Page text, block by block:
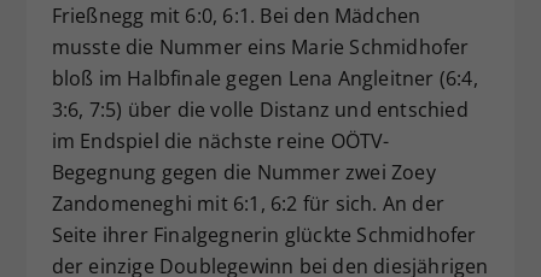
Frießnegg mit 6:0, 6:1. Bei den Mädchen
musste die Nummer eins Marie Schmidhofer
bloß im Halbfinale gegen Lena Angleitner (6:4,
3:6, 7:5) über die volle Distanz und entschied
im Endspiel die nächste reine OÖTV-
Begegnung gegen die Nummer zwei Zoey
Zandomeneghi mit 6:1, 6:2 für sich. An der
Seite ihrer Finalgegnerin glückte Schmidhofer
der einzige Doublegewinn bei den diesjährigen